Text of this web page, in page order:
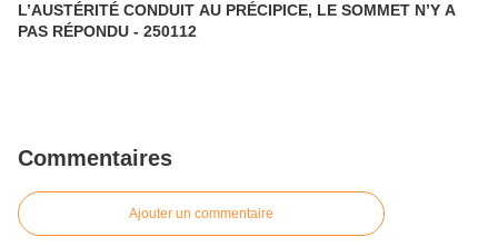
L’AUSTÉRITÉ CONDUIT AU PRÉCIPICE, LE SOMMET N’Y A
PAS RÉPONDU - 250112
Commentaires
Ajouter un commentaire